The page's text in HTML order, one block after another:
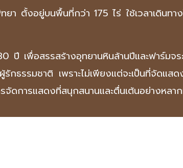
ยา ตั้งอยู่บนพื้นที่กว่า 175 ไร่ ใช้เวลาเดินท
ปี เพื่อสรรสร้างอุทยานหินล้านปีและฟาร์มจร
กธรรมชาติ เพราะไม่เพียงแต่จะเป็นที่จัดแ
จัดการแสดงที่สนุกสนานและตื่นเต้นอย่างหลา